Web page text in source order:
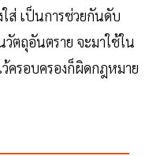
ส่ เป็นการช่วยกันดับ
ตถุอันตราย จะมาใช้ใน
ครอบครองก็ผิดกฎหมาย